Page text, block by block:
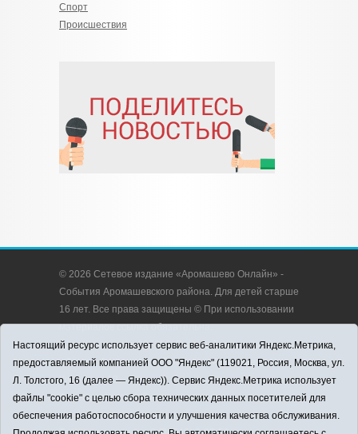
Спорт
Происшествия
© 2026 Сетевое издание «Аромашево Онлайн» -
События Аромашевского района. Для детей старше
16 лет. Все права защищены © При использовании
материалов ссылка обязательна.
Адрес редакции: 627350, Россия, Тюменская
область, Аромашевский район, с. Аромашево, ул.
Кирова, д. 13.
Адрес электронной почты редакции:
strudu72@obl72.ru
Настоящий ресурс использует сервис веб-аналитики Яндекс.Метрика,
предоставляемый компанией ООО "Яндекс" (119021, Россия, Москва, ул.
Л. Толстого, 16 (далее — Яндекс)). Сервис Яндекс.Метрика использует
файлы "cookie" с целью сбора технических данных посетителей для
обеспечения работоспособности и улучшения качества обслуживания.